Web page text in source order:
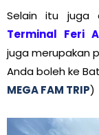
Selain itu juga
Terminal Feri
juga merupakan
Anda boleh ke
MEGA FAM TRIP)